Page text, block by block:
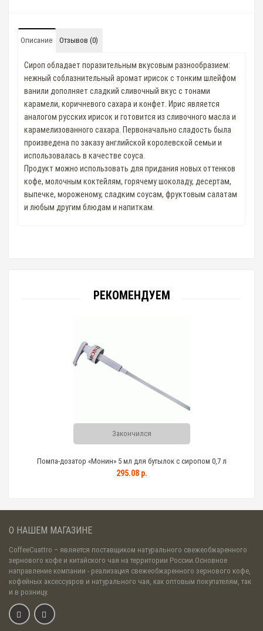
Описание Отзывов (0)
Сироп обладает поразительным вкусовым разнообразием:
нежный соблазнительный аромат ирисок с тонким шлейфом
ванили дополняет сладкий сливочный вкус с тонами
карамели, коричневого сахара и конфет. Ирис является
аналогом русских ирисок и готовится из сливочного масла и
карамелизованного сахара. Первоначально сладость была
произведена по заказу английской королевской семьи и
использовалась в качестве соуса.
Продукт можно использовать для придания новых оттенков
кофе, молочным коктейлям, горячему шоколаду, десертам,
выпечке, мороженому, сладким соусам, фруктовым салатам
и любым другим блюдам и напиткам.
РЕКОМЕНДУЕМ
Закончился
Помпа-дозатор «Монин» 5 мл для бутылок с сиропом 0,7 л
295.08 р.
О НАШЕМ МАГАЗИНЕ
CoffeeCuattro – является поставщиком натурального свежеобжаренного
зернового кофе и китайского чая на территории России.Основное
направление компании - реализация свежеобжаренного зернового кофе,
кофейных аксессуаров и натурального чая, как оптовым покупателям, так
и в розницу.